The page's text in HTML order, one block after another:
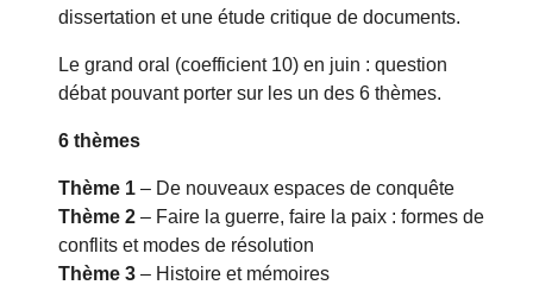
dissertation et une étude critique de documents.
Le grand oral (coefficient 10) en juin : question
débat pouvant porter sur les un des 6 thèmes.
6 thèmes
Thème 1 – De nouveaux espaces de conquête
Thème 2 – Faire la guerre, faire la paix : formes de
conflits et modes de résolution
Thème 3 – Histoire et mémoires